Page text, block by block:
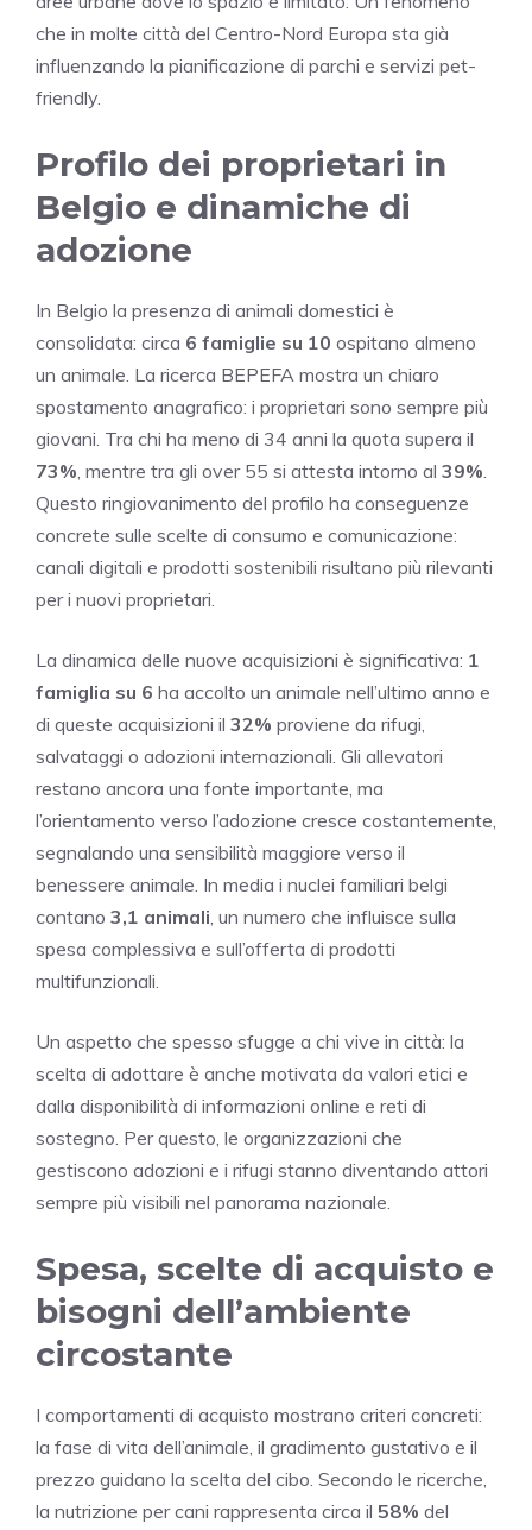
che in molte città del Centro-Nord Europa sta già
influenzando la pianificazione di parchi e servizi pet-
friendly.
Profilo dei proprietari in
Belgio e dinamiche di
adozione
In Belgio la presenza di animali domestici è
consolidata: circa 6 famiglie su 10 ospitano almeno
un animale. La ricerca BEPEFA mostra un chiaro
spostamento anagrafico: i proprietari sono sempre più
giovani. Tra chi ha meno di 34 anni la quota supera il
73%, mentre tra gli over 55 si attesta intorno al 39%.
Questo ringiovanimento del profilo ha conseguenze
concrete sulle scelte di consumo e comunicazione:
canali digitali e prodotti sostenibili risultano più rilevanti
per i nuovi proprietari.
La dinamica delle nuove acquisizioni è significativa: 1
famiglia su 6 ha accolto un animale nell’ultimo anno e
di queste acquisizioni il 32% proviene da rifugi,
salvataggi o adozioni internazionali. Gli allevatori
restano ancora una fonte importante, ma
l’orientamento verso l’adozione cresce costantemente,
segnalando una sensibilità maggiore verso il
benessere animale. In media i nuclei familiari belgi
contano 3,1 animali, un numero che influisce sulla
spesa complessiva e sull’offerta di prodotti
multifunzionali.
Un aspetto che spesso sfugge a chi vive in città: la
scelta di adottare è anche motivata da valori etici e
dalla disponibilità di informazioni online e reti di
sostegno. Per questo, le organizzazioni che
gestiscono adozioni e i rifugi stanno diventando attori
sempre più visibili nel panorama nazionale.
Spesa, scelte di acquisto e
bisogni dell’ambiente
circostante
I comportamenti di acquisto mostrano criteri concreti:
la fase di vita dell’animale, il gradimento gustativo e il
prezzo guidano la scelta del cibo. Secondo le ricerche,
la nutrizione per cani rappresenta circa il 58% del